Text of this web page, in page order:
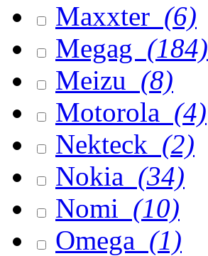
Maxxter (6)
Megag (184)
Meizu (8)
Motorola (4)
Nekteck (2)
Nokia (34)
Nomi (10)
Omega (1)